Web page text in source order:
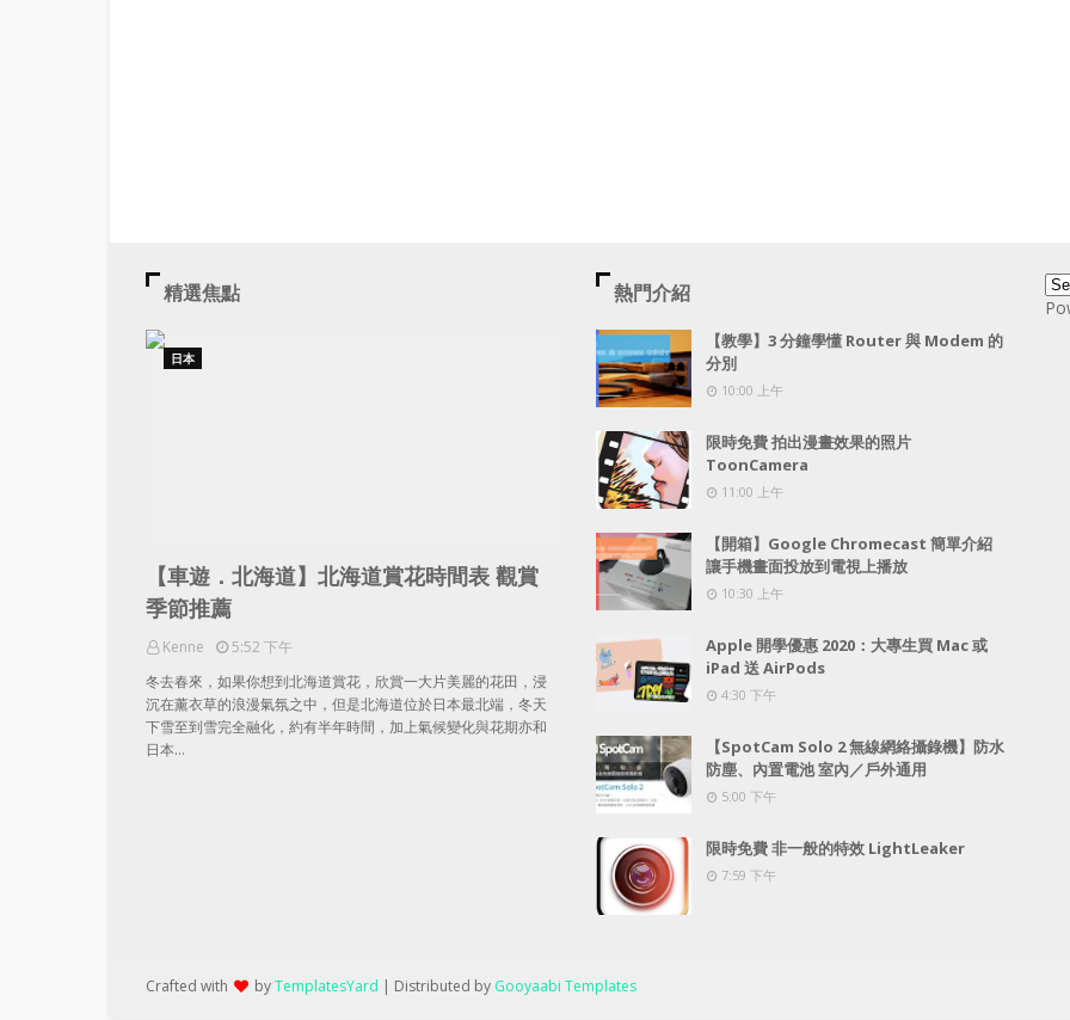
精選焦點
日本
【車遊．北海道】北海道賞花時間表 觀賞
季節推薦
Kenne
5:52 下午
冬去春來，如果你想到北海道賞花，欣賞一大片美麗的花田，浸
沉在薰衣草的浪漫氣氛之中，但是北海道位於日本最北端，冬天
下雪至到雪完全融化，約有半年時間，加上氣候變化與花期亦和
日本…
熱門介紹
【教學】3 分鐘學懂 Router 與 Modem 的
分別
10:00 上午
限時免費 拍出漫畫效果的照片
ToonCamera
11:00 上午
【開箱】Google Chromecast 簡單介紹
讓手機畫面投放到電視上播放
10:30 上午
Apple 開學優惠 2020：大專生買 Mac 或
iPad 送 AirPods
4:30 下午
【SpotCam Solo 2 無線網絡攝錄機】防水
防塵、內置電池 室內／戶外通用
5:00 下午
限時免費 非一般的特效 LightLeaker
7:59 下午
Crafted with byTemplatesYard | Distributed by Gooyaabi Templates